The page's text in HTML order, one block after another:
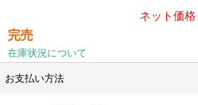
ネット価格
完売
在庫状況について
お支払い方法